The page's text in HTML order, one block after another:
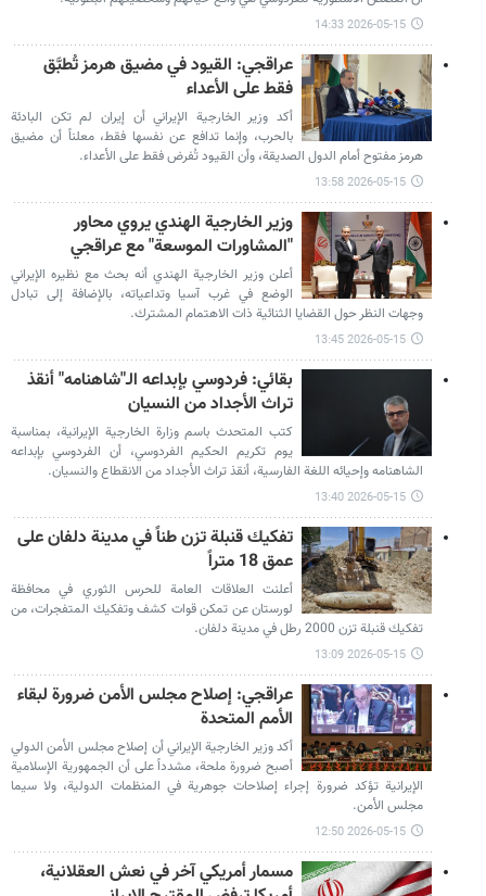
2026-05-15 14:33
عراقجي: القيود في مضيق هرمز تُطبَّق
فقط على الأعداء
أكد وزير الخارجية الإيراني أن إيران لم تكن البادئة
بالحرب، وإنما تدافع عن نفسها فقط، معلناً أن مضيق
هرمز مفتوح أمام الدول الصديقة، وأن القيود تُفرض فقط على الأعداء.
2026-05-15 13:58
وزير الخارجية الهندي يروي محاور
"المشاورات الموسعة" مع عراقجي
أعلن وزير الخارجية الهندي أنه بحث مع نظيره الإيراني
الوضع في غرب آسيا وتداعياته، بالإضافة إلى تبادل
وجهات النظر حول القضايا الثنائية ذات الاهتمام المشترك.
2026-05-15 13:45
بقائي: فردوسي بإبداعه الـ"شاهنامه" أنقذ
تراث الأجداد من النسيان
كتب المتحدث باسم وزارة الخارجية الإيرانية، بمناسبة
يوم تكريم الحكيم الفردوسي، أن الفردوسي بإبداعه
الشاهنامه وإحيائه اللغة الفارسية، أنقذ تراث الأجداد من الانقطاع والنسيان.
2026-05-15 13:40
تفكيك قنبلة تزن طناً في مدينة دلفان على
عمق 18 متراً
أعلنت العلاقات العامة للحرس الثوري في محافظة
لورستان عن تمكن قوات كشف وتفكيك المتفجرات، من
تفكيك قنبلة تزن 2000 رطل في مدينة دلفان.
2026-05-15 13:09
عراقجي: إصلاح مجلس الأمن ضرورة لبقاء
الأمم المتحدة
أكد وزير الخارجية الإيراني أن إصلاح مجلس الأمن الدولي
أصبح ضرورة ملحة، مشدداً على أن الجمهورية الإسلامية
الإيرانية تؤكد ضرورة إجراء إصلاحات جوهرية في المنظمات الدولية، ولا سيما
مجلس الأمن.
2026-05-15 12:50
مسمار أمريكي آخر في نعش العقلانية،